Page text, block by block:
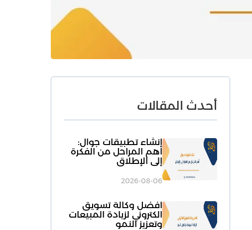
أحدث المقالات
انشاء تطبيقات جوال:
أهم المراحل من الفكرة
إلى الإطلاق
2026-08-06
افضل وكالة تسويق
الكتروني لزيادة المبيعات
وتعزيز النمو